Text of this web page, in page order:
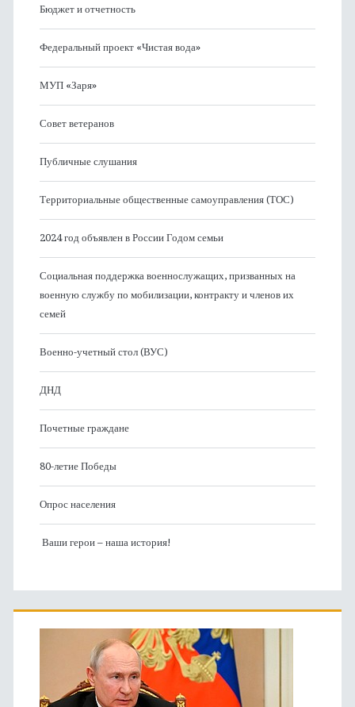
Бюджет и отчетность
Федеральный проект «Чистая вода»
МУП «Заря»
Совет ветеранов
Публичные слушания
Территориальные общественные самоуправления (ТОС)
2024 год объявлен в России Годом семьи
Социальная поддержка военнослужащих, призванных на
военную службу по мобилизации, контракту и членов их
семей
Военно-учетный стол (ВУС)
ДНД
Почетные граждане
80-летие Победы
Опрос населения
Ваши герои – наша история!